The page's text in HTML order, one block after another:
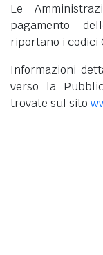
Le
pagamento
riportano i codici
Informazioni
verso la
trovate sul sito